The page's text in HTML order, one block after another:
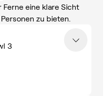
eine klare Sicht
zu bieten.
3